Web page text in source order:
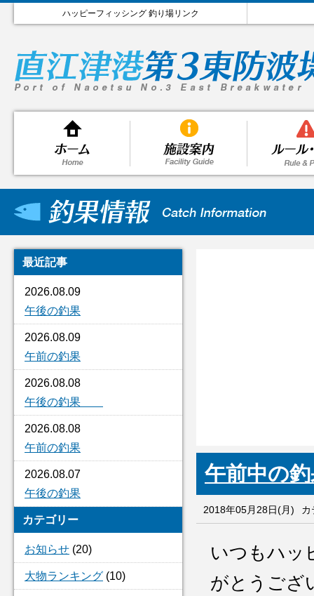
ハッピーフィッシング 釣り場リンク
最近記事
2026.08.09
午後の釣果
2026.08.09
午前の釣果
2026.08.08
午後の釣果
2026.08.08
午前の釣果
2026.08.07
午後の釣果
カテゴリー
お知らせ (20)
大物ランキング (10)
午前中の
2018年05月28日(月) カ
いつもハッ
がとうござ